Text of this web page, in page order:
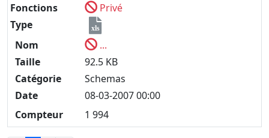
Fonctions
Privé
Type
xls
Nom
...
Taille
92.5 KB
Catégorie
Schemas
Date
08-03-2007 00:00
Compteur
1 994